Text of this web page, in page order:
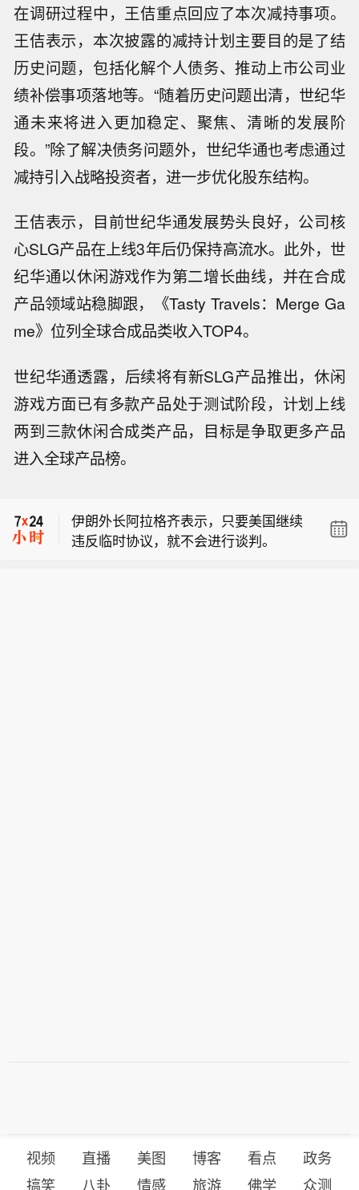
在调研过程中，王佶重点回应了本次减持事项。
王佶表示，本次披露的减持计划主要目的是了结
历史问题，包括化解个人债务、推动上市公司业
绩补偿事项落地等。“随着历史问题出清，世纪华
通未来将进入更加稳定、聚焦、清晰的发展阶
段。”除了解决债务问题外，世纪华通也考虑通过
减持引入战略投资者，进一步优化股东结构。
王佶表示，目前世纪华通发展势头良好，公司核
心SLG产品在上线3年后仍保持高流水。此外，世
纪华通以休闲游戏作为第二增长曲线，并在合成
产品领域站稳脚跟，《Tasty Travels：Merge Ga
me》位列全球合成品类收入TOP4。
世纪华通透露，后续将有新SLG产品推出，休闲
游戏方面已有多款产品处于测试阶段，计划上线
两到三款休闲合成类产品，目标是争取更多产品
进入全球产品榜。
市场消息：伊朗外长阿拉格齐表示，伊
美之间没有谈判，仅通过中间人互传信
日宣布全省进入紧急状态，以应对该省
多地快速蔓延的山火灾情。不列颠哥伦
伊朗外长阿拉格齐表示，只要美国继续
违反临时协议，就不会进行谈判。
视频 直播 美图 博客 看点
政务
搞笑
八卦 情感 旅游 佛学 众测